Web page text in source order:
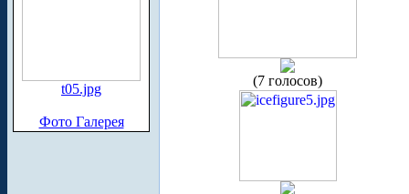
t05.jpg
Фото Галерея
(7 голосов)